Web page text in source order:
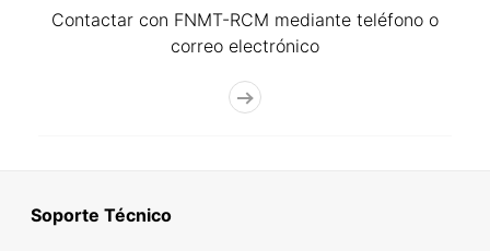
Contactar con FNMT-RCM mediante teléfono o
correo electrónico
Soporte Técnico